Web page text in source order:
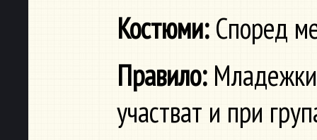
Костюми:Според
Правило:
участват и при